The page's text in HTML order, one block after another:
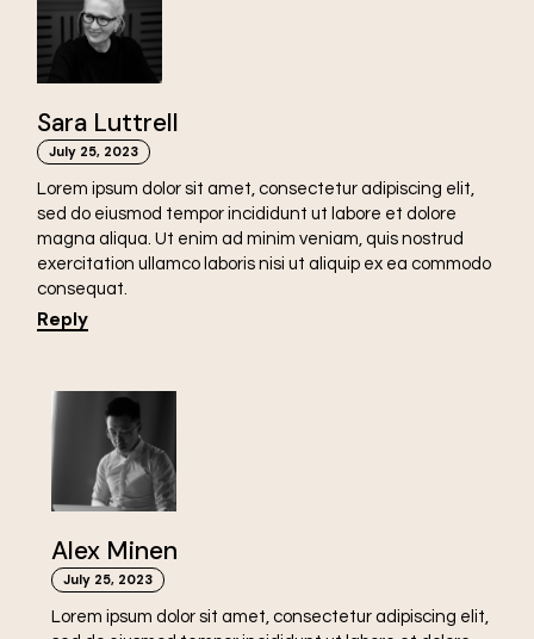
Sara Luttrell
July 25, 2023
Lorem ipsum dolor sit amet, consectetur adipiscing elit,
sed do eiusmod tempor incididunt ut labore et dolore
magna aliqua. Ut enim ad minim veniam, quis nostrud
exercitation ullamco laboris nisi ut aliquip ex ea commodo
consequat.
Reply
Alex Minen
July 25, 2023
Lorem ipsum dolor sit amet, consectetur adipiscing elit,